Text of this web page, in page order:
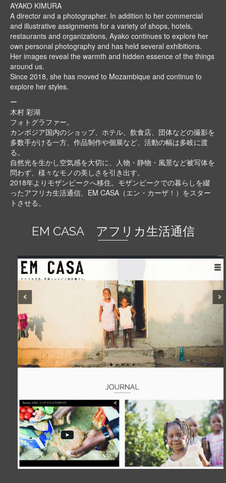
AYAKO KIMURA
A director and a photographer. In addition to her commercial
and illustrative assignments for a variety of shops, hotels,
restaurants and organizations, Ayako continues to explore her
own personal photography and has held several exhibitions.
Her images reveal the warmth and hidden essence of the things
around us.
Since 2018, she has moved to Mozambique and continue to
explore her styles.
ー
木村 彩湖
フォトグラファー。
カンボジア国内のショップ、ホテル、飲食店、団体などの撮影を
多数手がける一方、作品制作や個展など、活動の幅は多岐に渡
る。
自然光を生かし空気感を大切に、人物・静物・風景など被写体を
問わず、様々なモノの美しさを引き出す。
2018年よりモザンビークへ移住。モザンビークでの暮らしを綴
ったアフリカ生活通信、EM CASA（エン・カーザ！）をスター
トさせる。
EM CASA アフリカ生活通信